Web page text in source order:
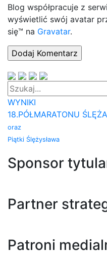
Blog współpracuje z
wyświetlić swój avatar
się™ na Gravatar.
WYNIKI
18.PÓŁMARATONU
oraz
Piątki Ślężysława
Sponsor
Partner
Patroni